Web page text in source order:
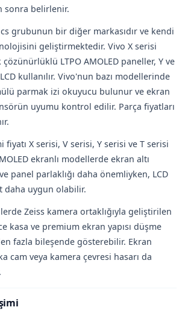
sonra belirlenir.
grubunun bir diğer markasıdır ve kendi
geliştirmektedir. Vivo X serisi
LTPO AMOLED paneller, Y ve
kullanılır. Vivo'nun bazı modellerinde
parmak izi okuyucu bulunur ve ekran
uyumu kontrol edilir. Parça fiyatları
X serisi, V serisi, Y serisi ve T serisi
ekranlı modellerde ekran altı
panel parlaklığı daha önemliyken, LCD
daha uygun olabilir.
Zeiss kamera ortaklığıyla geliştirilen
kasa ve premium ekran yapısı düşme
fazla bileşende gösterebilir. Ekran
cam veya kamera çevresi hasarı da